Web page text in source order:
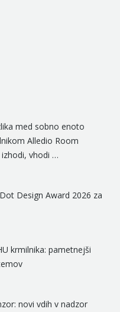
med sobno enoto
Alledio Room
vhodi …
Design Award 2026 za
krmilnika: pametnejši
novi vdih v nadzor